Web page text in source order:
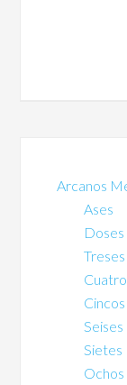
Arcanos
Ases
Doses
Treses
Cincos
Seises
Sietes
Ochos